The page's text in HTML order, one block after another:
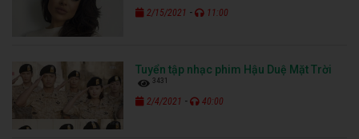
2/15/2021 - 11:00
Tuyển tập nhạc phim Hậu Duệ Mặt Trời
3431
2/4/2021 - 40:00